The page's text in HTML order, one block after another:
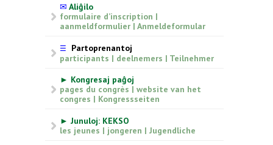
✉ Aliĝilo
formulaire d’inscription |
aanmeldformulier | Anmeldeformular
☰
Partoprenantoj
participants | deelnemers | Teilnehmer
► Kongresaj paĝoj
pages du congrès | website van het
congres | Kongressseiten
► Junuloj: KEKSO
les jeunes | jongeren | Jugendliche